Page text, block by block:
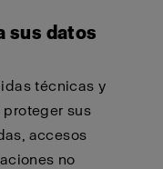
sus datos
técnicas y
sus
accesos
no